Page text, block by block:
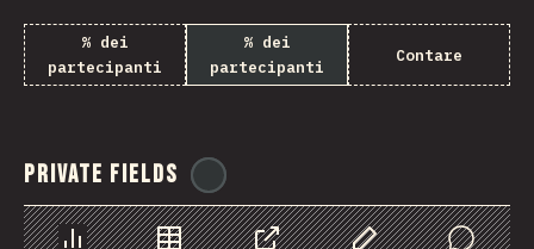
% dei
partecipanti
% dei
partecipanti
Contare
Private Fields